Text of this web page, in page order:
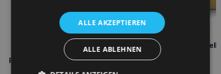
ROYAL CANIN Mops Adult 1,5 kg
ROYAL CANIN Jack Russell
Terrier Welpe 0,5 kg
ALLE AKZEPTIEREN
ALLE ABLEHNEN